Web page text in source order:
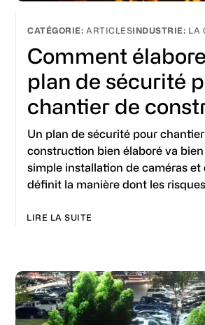
ARTICLES LA
Comment
plan de sécurité
chantier de
Un plan de sécurité pour
construction bien élaboré va
simple installation de caméras et
définit la manière dont les
LIRE LA SUITE